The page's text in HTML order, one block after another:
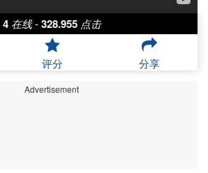
4 在线 - 328.955 点击
评分 分享
Advertisement